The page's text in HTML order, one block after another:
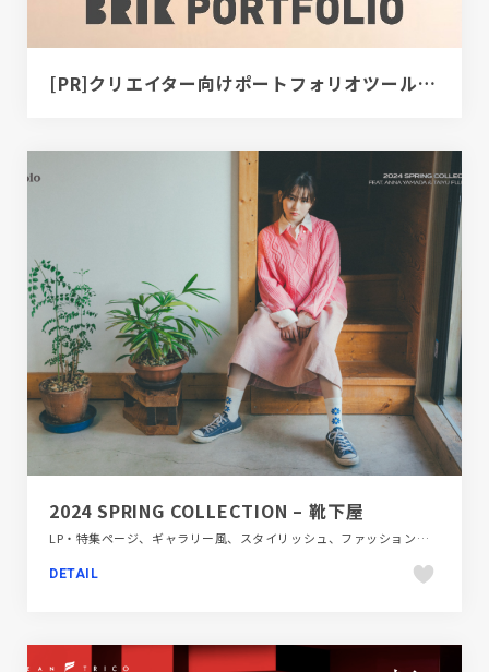
[PR]クリエイター向けポートフォリオツール｜BRIK PORTFOLIO
2024 SPRING COLLECTION – 靴下屋
LP・特集ページ、ギャラリー風、スタイリッシュ、ファッション・ビューティー、ホワイト系、大きめ写真
DETAIL